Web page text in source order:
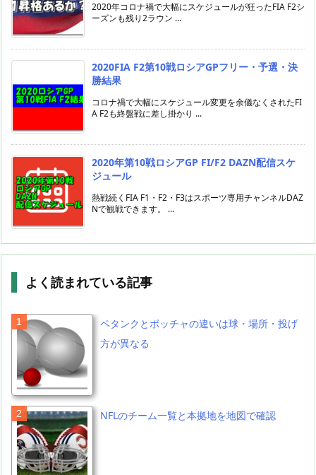
2020年コロナ禍で大幅にスケジュールが狂ったFIA F2シ
ーズンも残り2ラウン ...
2020FIA F2第10戦ロシアGPフリー・予選・決
勝結果
コロナ禍で大幅にスケジュール変更を余儀なくされたFI
A F2も終盤戦に差し掛かり ...
2020年第10戦ロシアGP FI/F2 DAZN配信スケ
ジュール
熱戦続くFIA F1・F2・F3はスポーツ専用チャンネルDAZ
Nで観戦できます。 ...
よく読まれている記事
ペタンクとボッチャの違いは球・場所・投げ
方が異なる
NFLのチーム一覧と本拠地を地図で確認